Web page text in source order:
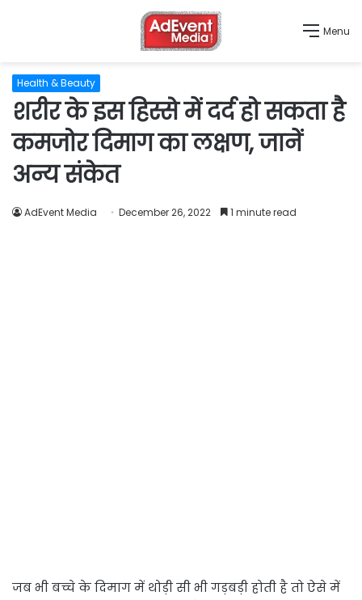
Menu
Health & Beauty
शरीर के इस हिस्से में दर्द हो सकता है
कमजोर दिमाग का लक्षण, जानें
अन्य संकेत
AdEvent Media December 26, 2022 1 minute read
जब भी बच्चे के दिमाग में थोड़ी सी भी गड़बड़ी होती है तो ऐसे में